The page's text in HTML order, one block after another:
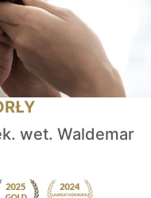
wet. Waldemar